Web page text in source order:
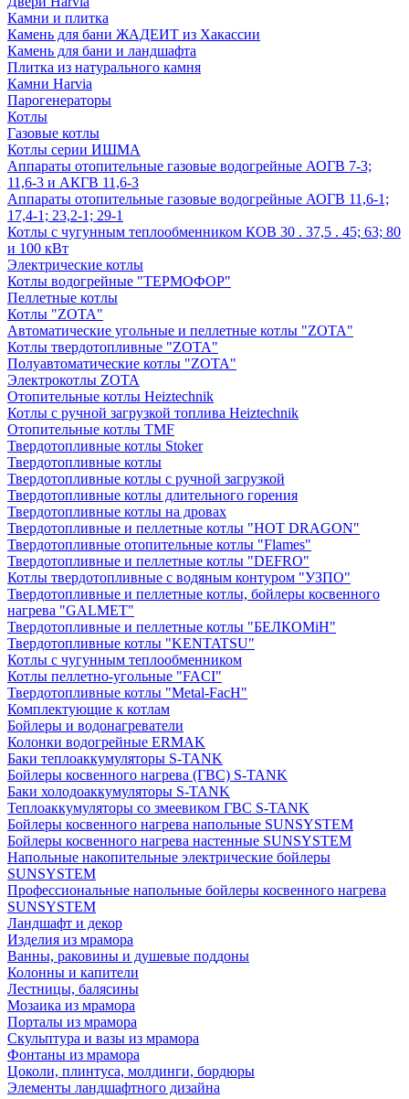
Камни и плитка
Камень для бани ЖАДЕИТ из Хакассии
Камень для бани и ландшафта
Плитка из натурального камня
Камни Harvia
Парогенераторы
Котлы
Газовые котлы
Котлы серии ИШМА
Аппараты отопительные газовые водогрейные АОГВ 7-3;
11,6-3 и АКГВ 11,6-3
Аппараты отопительные газовые водогрейные АОГВ 11,6-1;
17,4-1; 23,2-1; 29-1
Котлы с чугунным теплообменником КОВ 30 . 37,5 . 45; 63; 80
и 100 кВт
Электрические котлы
Котлы водогрейные "ТЕРМОФОР"
Пеллетные котлы
Котлы "ZOTA"
Автоматические угольные и пеллетные котлы "ZOTA"
Котлы твердотопливные "ZOTA"
Полуавтоматические котлы "ZOTA"
Электрокотлы ZOTA
Отопительные котлы Heiztechnik
Котлы с ручной загрузкой топлива Heiztechnik
Отопительные котлы TMF
Твердотопливные котлы Stoker
Твердотопливные котлы
Твердотопливные котлы с ручной загрузкой
Твердотопливные котлы длительного горения
Твердотопливные котлы на дровах
Твердотопливные и пеллетные котлы "HOT DRAGON"
Твердотопливные отопительные котлы "Flames"
Твердотопливные и пеллетные котлы "DEFRO"
Котлы твердотопливные с водяным контуром "УЗПО"
Твердотопливные и пеллетные котлы, бойлеры косвенного
нагрева "GALMET"
Твердотопливные и пеллетные котлы "БЕЛКОМiН"
Твердотопливные котлы "KENTATSU"
Котлы с чугунным теплообменником
Котлы пеллетно-угольные "FACI"
Твердотопливные котлы "Metal-FacH"
Комплектующие к котлам
Бойлеры и водонагреватели
Колонки водогрейные ERMAK
Баки теплоаккумуляторы S-TANK
Бойлеры косвенного нагрева (ГВС) S-TANK
Баки холодоаккумуляторы S-TANK
Теплоаккумуляторы со змеевиком ГВС S-TANK
Бойлеры косвенного нагрева напольные SUNSYSTEM
Бойлеры косвенного нагрева настенные SUNSYSTEM
Напольные накопительные электрические бойлеры
SUNSYSTEM
Профессиональные напольные бойлеры косвенного нагрева
SUNSYSTEM
Ландшафт и декор
Изделия из мрамора
Ванны, раковины и душевые поддоны
Колонны и капители
Лестницы, балясины
Мозаика из мрамора
Порталы из мрамора
Скульптура и вазы из мрамора
Фонтаны из мрамора
Цоколи, плинтуса, молдинги, бордюры
Элементы ландшафтного дизайна